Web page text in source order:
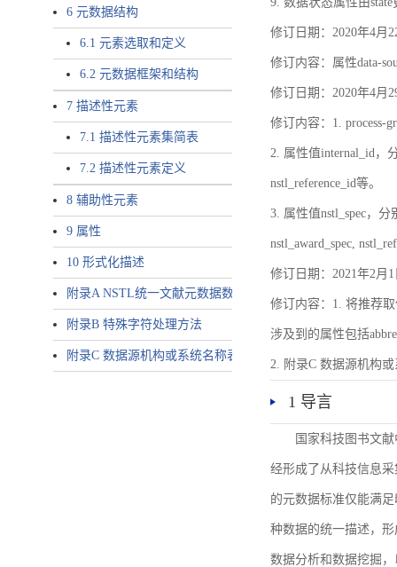
6 元数据结构
6.1 元素选取和定义
6.2 元数据框架和结构
7 描述性元素
7.1 描述性元素集简表
7.2 描述性元素定义
8 辅助性元素
9 属性
10 形式化描述
附录A NSTL统一文献元数据数据唯一标识符规则
附录B 特殊字符处理方法
附录C 数据源机构或系统名称表
修订日期：2020年4月
修订内容：属性data-
修订日期：2020年4月
修订内容：1. process-
2. 属性值internal_id，
nstl_reference_id等。
3. 属性值nstl_spec，分
nstl_award_spec,
修订日期：2021年2月1
修订内容：1. 将推荐
涉及到的属性包括
2. 附录C 数据源机构或
1 导言
国家科技图书文
经形成了从科技信息
的元数据标准仅能满
种数据的统一描述，
数据分析和数据挖掘